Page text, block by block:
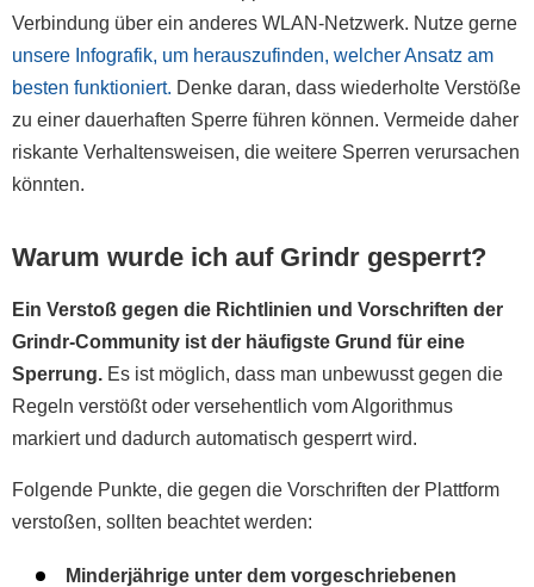
Verbindung über ein anderes WLAN-Netzwerk. Nutze gerne
unsere Infografik, um herauszufinden, welcher Ansatz am
besten funktioniert. Denke daran, dass wiederholte Verstöße
zu einer dauerhaften Sperre führen können. Vermeide daher
riskante Verhaltensweisen, die weitere Sperren verursachen
könnten.
Warum wurde ich auf Grindr gesperrt?
Ein Verstoß gegen die Richtlinien und Vorschriften der
Grindr-Community ist der häufigste Grund für eine
Sperrung. Es ist möglich, dass man unbewusst gegen die
Regeln verstößt oder versehentlich vom Algorithmus
markiert und dadurch automatisch gesperrt wird.
Folgende Punkte, die gegen die Vorschriften der Plattform
verstoßen, sollten beachtet werden:
Minderjährige unter dem vorgeschriebenen